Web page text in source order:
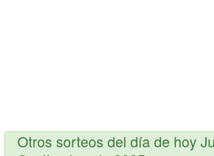
Otros sorteos del día de hoy